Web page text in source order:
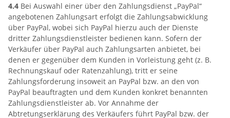
4.4 Bei Auswahl einer über den Zahlungsdienst „PayPal“
angebotenen Zahlungsart erfolgt die Zahlungsabwicklung
über PayPal, wobei sich PayPal hierzu auch der Dienste
dritter Zahlungsdienstleister bedienen kann. Sofern der
Verkäufer über PayPal auch Zahlungsarten anbietet, bei
denen er gegenüber dem Kunden in Vorleistung geht (z. B.
Rechnungskauf oder Ratenzahlung), tritt er seine
Zahlungsforderung insoweit an PayPal bzw. an den von
PayPal beauftragten und dem Kunden konkret benannten
Zahlungsdienstleister ab. Vor Annahme der
Abtretungserklärung des Verkäufers führt PayPal bzw. der